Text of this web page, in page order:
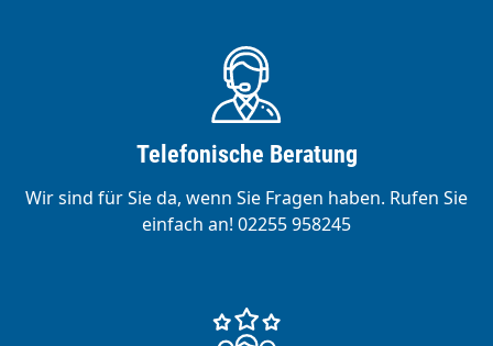
Telefonische Beratung
Wir sind für Sie da, wenn Sie Fragen haben. Rufen Sie
einfach an! 02255 958245